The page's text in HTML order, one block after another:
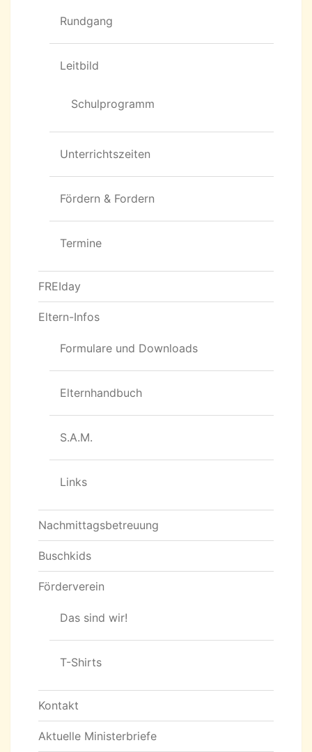
Rundgang
Leitbild
Schulprogramm
Unterrichtszeiten
Fördern & Fordern
Termine
FREIday
Eltern-Infos
Formulare und Downloads
Elternhandbuch
S.A.M.
Links
Nachmittagsbetreuung
Buschkids
Förderverein
Das sind wir!
T-Shirts
Kontakt
Aktuelle Ministerbriefe